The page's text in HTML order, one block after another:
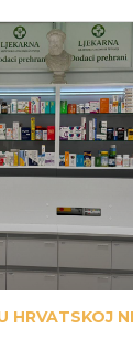
HRVATSKOJ